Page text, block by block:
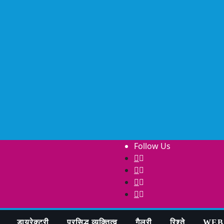
Follow Us
डायरेक्टरी प्रसिद्ध व्यक्तित्व गैलरी रिश्ते